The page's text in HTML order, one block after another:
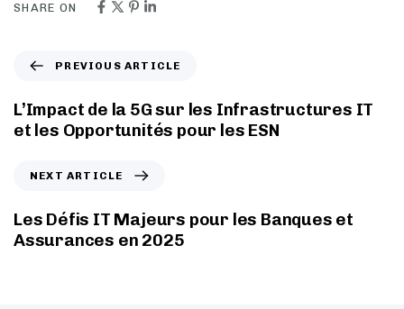
SHARE ON
PREVIOUS ARTICLE
L’Impact de la 5G sur les Infrastructures IT
et les Opportunités pour les ESN
NEXT ARTICLE
Les Défis IT Majeurs pour les Banques et
Assurances en 2025